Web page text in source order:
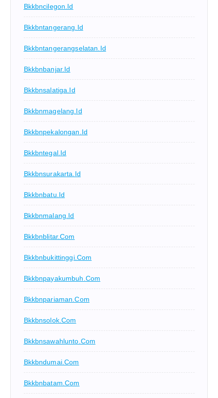
Bkkbncilegon.id
Bkkbntangerang.id
Bkkbntangerangselatan.id
Bkkbnbanjar.id
Bkkbnsalatiga.id
Bkkbnmagelang.id
Bkkbnpekalongan.id
Bkkbntegal.id
Bkkbnsurakarta.id
Bkkbnbatu.id
Bkkbnmalang.id
Bkkbnblitar.com
Bkkbnbukittinggi.com
Bkkbnpayakumbuh.com
Bkkbnpariaman.com
Bkkbnsolok.com
Bkkbnsawahlunto.com
Bkkbndumai.com
Bkkbnbatam.com